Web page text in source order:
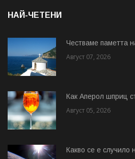
НАЙ-ЧЕТЕНИ
Честваме паметта
Август 07, 2026
Как Аперол шприц
Август 05, 2026
Какво се е случило